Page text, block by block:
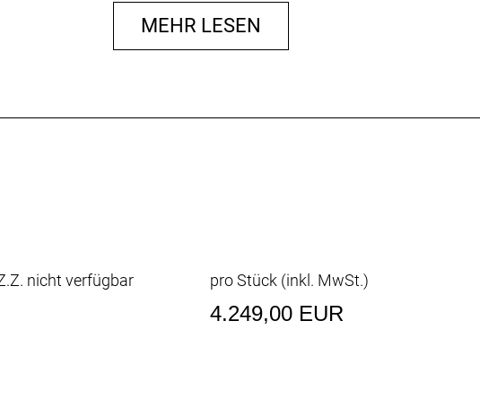
MEHR LESEN
nicht verfügbar pro Stück (inkl. MwSt.)
4.249,00 EUR